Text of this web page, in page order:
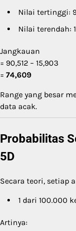
Nilai tertinggi:
Nilai terendah:
Jangkauan
= 90,512 – 15,903
= 74,609
Range yang besar
data acak.
Probabilitas
5D
Secara teori, setiap
1 dari 100.000
Artinya: